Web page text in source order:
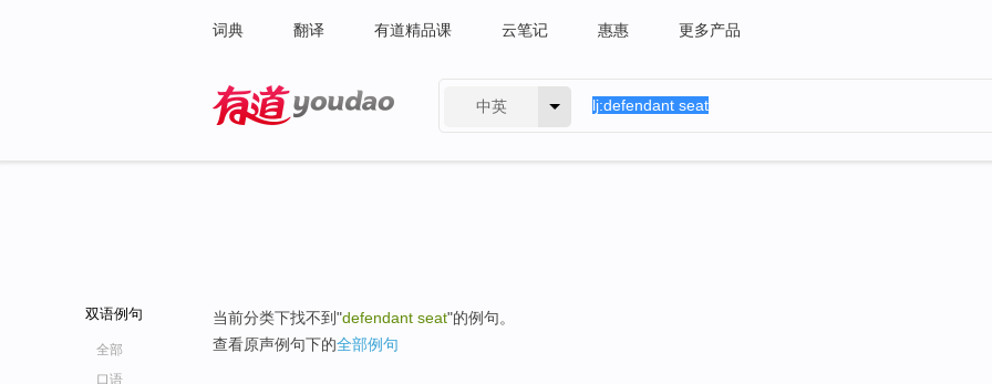
词典 翻译 有道精品课 云笔记 惠惠 更多产品
中英
双语例句
全部
口语
当前分类下找不到"defendant seat"的例句。
查看原声例句下的全部例句